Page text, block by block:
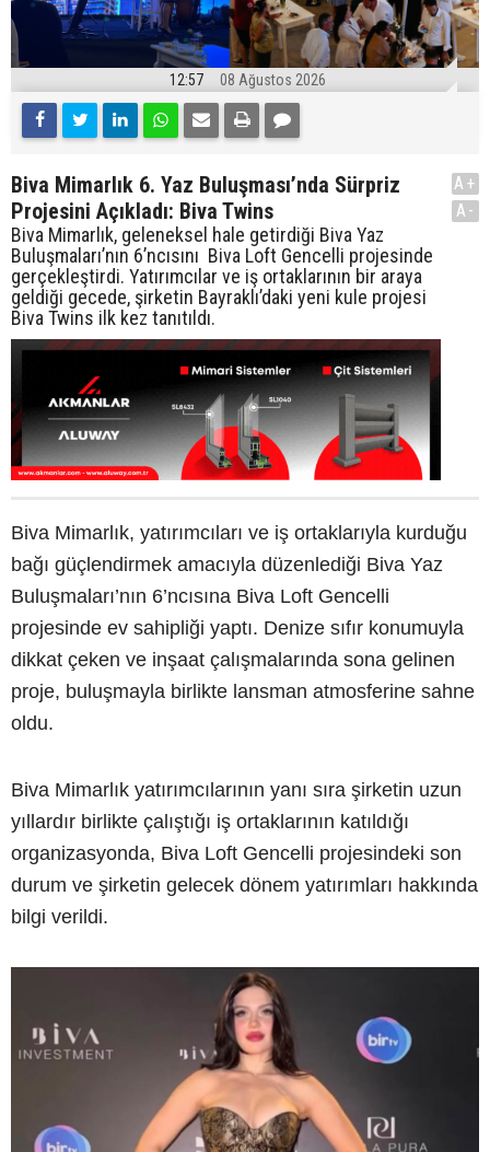
12:57 08 Ağustos 2026
Biva Mimarlık 6. Yaz Buluşması’nda Sürpriz
Projesini Açıkladı: Biva Twins
Biva Mimarlık, geleneksel hale getirdiği Biva Yaz
Buluşmaları’nın 6’ncısını Biva Loft Gencelli projesinde
gerçekleştirdi. Yatırımcılar ve iş ortaklarının bir araya
geldiği gecede, şirketin Bayraklı’daki yeni kule projesi
Biva Twins ilk kez tanıtıldı.
A+
A-
Biva Mimarlık, yatırımcıları ve iş ortaklarıyla kurduğu
bağı güçlendirmek amacıyla düzenlediği Biva Yaz
Buluşmaları’nın 6’ncısına Biva Loft Gencelli
projesinde ev sahipliği yaptı. Denize sıfır konumuyla
dikkat çeken ve inşaat çalışmalarında sona gelinen
proje, buluşmayla birlikte lansman atmosferine sahne
oldu.
Biva Mimarlık yatırımcılarının yanı sıra şirketin uzun
yıllardır birlikte çalıştığı iş ortaklarının katıldığı
organizasyonda, Biva Loft Gencelli projesindeki son
durum ve şirketin gelecek dönem yatırımları hakkında
bilgi verildi.